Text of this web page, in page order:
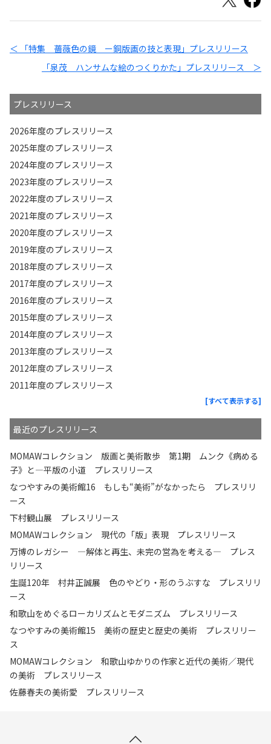
＜ 「特集 薔薇色の鏡 ー銅版画の技と表現」プレスリリース
「泉茂 ハンサムな絵のつくりかた」プレスリリース ＞
プレスリリース
2026年度のプレスリリース
2025年度のプレスリリース
2024年度のプレスリリース
2023年度のプレスリリース
2022年度のプレスリリース
2021年度のプレスリリース
2020年度のプレスリリース
2019年度のプレスリリース
2018年度のプレスリリース
2017年度のプレスリリース
2016年度のプレスリリース
2015年度のプレスリリース
2014年度のプレスリリース
2013年度のプレスリリース
2012年度のプレスリリース
2011年度のプレスリリース
[すべて表示する]
最近のプレスリリース
MOMAWコレクション 版画と美術散歩 第1期 ムンク《病める
子》と—平版の小道 プレスリリース
なつやすみの美術館16 もしも“美術”がなかったら プレスリリ
ース
下村観山展 プレスリリース
MOMAWコレクション 現代の「版」表現 プレスリリース
万博のレガシー ―解体と再生、未完の営為を考える― プレス
リリース
生誕120年 村井正誠展 色のやどり・形のうぶすな プレスリリ
ース
和歌山をめぐるローカリズムとモダニズム プレスリリース
なつやすみの美術館15 美術の歴史と歴史の美術 プレスリリー
ス
MOMAWコレクション 和歌山ゆかりの作家と近代の美術／現代
の美術 プレスリリース
佐藤春夫の美術愛 プレスリリース